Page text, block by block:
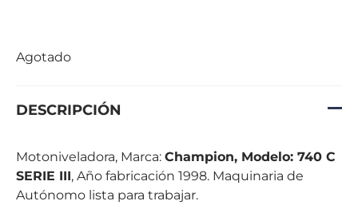
Agotado
DESCRIPCIÓN
Motoniveladora, Marca: Champion, Modelo: 740 C
SERIE III, Año fabricación 1998. Maquinaria de
Autónomo lista para trabajar.